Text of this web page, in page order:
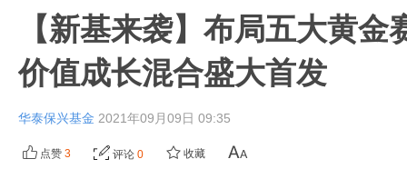
【新基来袭】布局五大黄金
价值成长混合盛大首发
华泰保兴基金 2021年09月09日 09:35
点赞 3 评论 0 收藏